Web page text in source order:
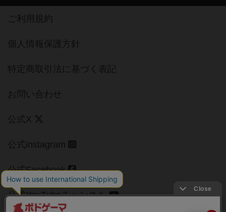
ご利用規約
個人情報保護方針
特定商取引法に基づく表記
お問い合わせ
公式X
公式instagram
公式Facebook
公式YouTubeチャンネル